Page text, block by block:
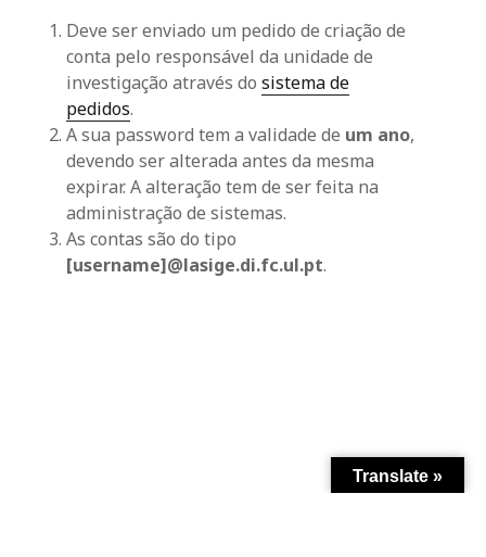
Deve ser enviado um pedido de criação de
conta pelo responsável da unidade de
investigação através dosistema de
pedidos.
A sua password tem a validade de um ano,
devendo ser alterada antes da mesma
expirar. A alteração tem de ser feita na
administração de sistemas.
As contas são do tipo
[username]@lasige.di.fc.ul.pt.
Translate »